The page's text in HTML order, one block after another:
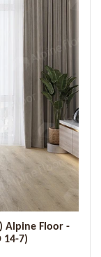
Alpine Floor -
14-7)